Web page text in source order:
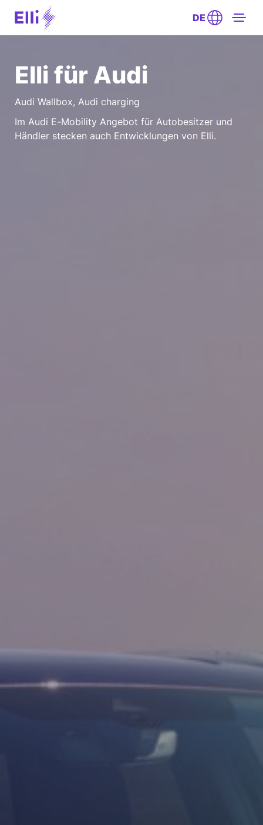
DE
Elli für Audi
Audi Wallbox, Audi charging
Im Audi E-Mobility Angebot für Autobesitzer und
Händler stecken auch Entwicklungen von Elli.